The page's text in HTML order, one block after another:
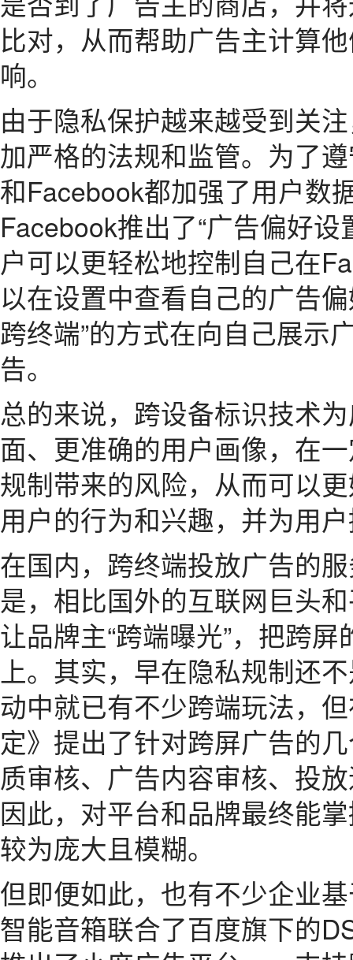
比对，从而帮助广告主计算
响。
由于隐私保护越来越受到关
加严格的法规和监管。为了
和Facebook都加强了用户数
Facebook推出了“广告偏好
户可以更轻松地控制自己在
以在设置中查看自己的广告
跨终端”的方式在向自己展示
告。
总的来说，跨设备标识技术
面、更准确的用户画像，在
规制带来的风险，从而可以
用户的行为和兴趣，并为用
在国内，跨终端投放广告的
是，相比国外的互联网巨头
让品牌主“跨端曝光”，把跨
上。其实，早在隐私规制还
动中就已有不少跨端玩法，
定》提出了针对跨屏广告的
质审核、广告内容审核、投
因此，对平台和品牌最终能
较为庞大且模糊。
但即便如此，也有不少企业
智能音箱联合了百度旗下的